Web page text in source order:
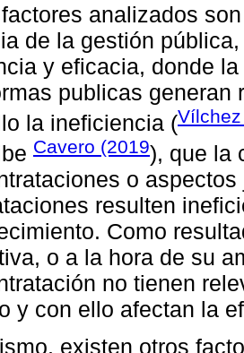
analizados
de la gestión
y eficacia, donde
publicas generan
la ineficiencia (
Cavero (2019), que la
o
resulten
Como
o a la hora de su
no tienen
y con ello afectan la
existen otros